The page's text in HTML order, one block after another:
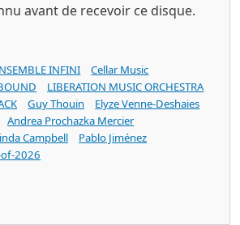
avant de recevoir ce disque.
INFINI
Cellar Music
LIBERATION MUSIC ORCHESTRA
Guy Thouin
Elyze Venne-Deshaies
Andrea Prochazka Mercier
Campbell
Pablo Jiménez
2026